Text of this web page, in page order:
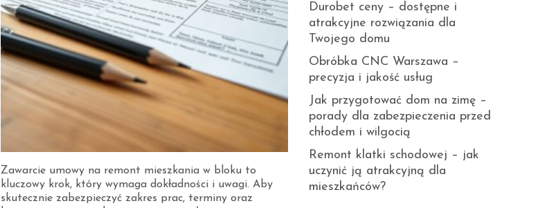
Zawarcie umowy na remont mieszkania w bloku to
kluczowy krok, który wymaga dokładności i uwagi. Aby
skutecznie zabezpieczyć zakres prac, terminy oraz
Durobet ceny – dostępne i
atrakcyjne rozwiązania dla
Twojego domu
Obróbka CNC Warszawa –
precyzja i jakość usług
Jak przygotować dom na zimę –
porady dla zabezpieczenia przed
chłodem i wilgocią
Remont klatki schodowej – jak
uczynić ją atrakcyjną dla
mieszkańców?